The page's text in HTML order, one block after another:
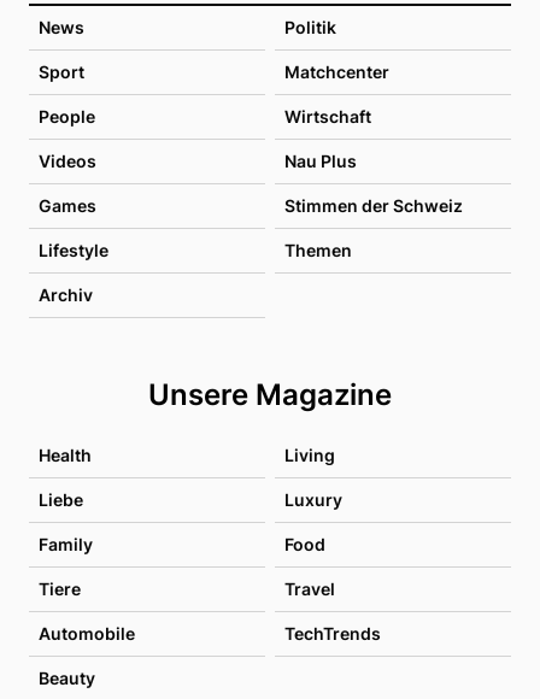
News Politik
Sport Matchcenter
People Wirtschaft
Videos Nau Plus
Games Stimmen der Schweiz
Lifestyle Themen
Archiv
Unsere Magazine
Health Living
Liebe Luxury
Family Food
Tiere Travel
Automobile TechTrends
Beauty